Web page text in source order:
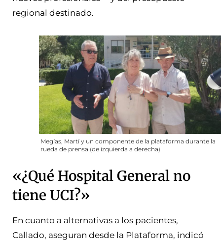
regional destinado.
Megías, Martí y un componente de la plataforma durante la
rueda de prensa (de izquierda a derecha)
«¿Qué Hospital General no
tiene UCI?»
En cuanto a alternativas a los pacientes,
Callado, aseguran desde la Plataforma, indicó